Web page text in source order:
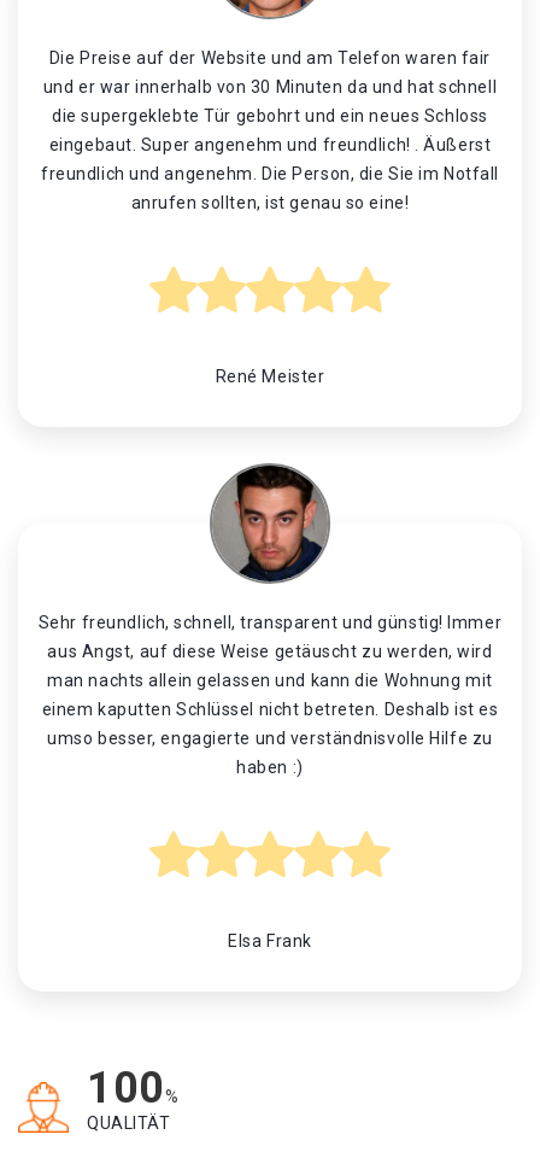
Die Preise auf der Website und am Telefon waren fair
und er war innerhalb von 30 Minuten da und hat schnell
die supergeklebte Tür gebohrt und ein neues Schloss
eingebaut. Super angenehm und freundlich! . Äußerst
freundlich und angenehm. Die Person, die Sie im Notfall
anrufen sollten, ist genau so eine!
René Meister
Sehr freundlich, schnell, transparent und günstig! Immer
aus Angst, auf diese Weise getäuscht zu werden, wird
man nachts allein gelassen und kann die Wohnung mit
einem kaputten Schlüssel nicht betreten. Deshalb ist es
umso besser, engagierte und verständnisvolle Hilfe zu
haben :)
Elsa Frank
100%
QUALITÄT